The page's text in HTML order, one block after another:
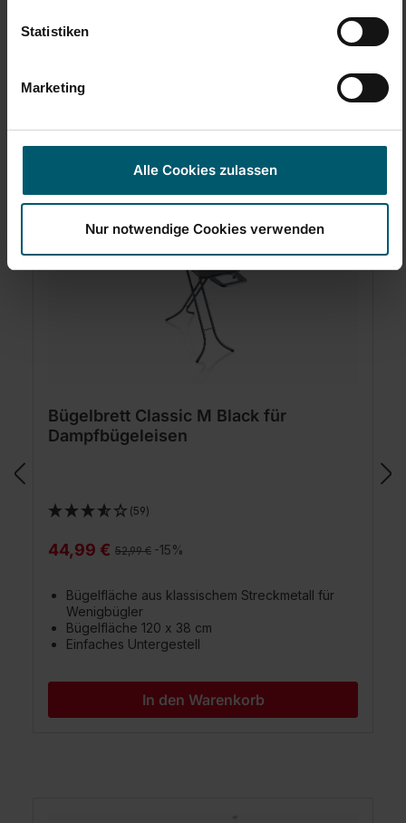
Statistiken
Marketing
Alle Cookies zulassen
Nur notwendige Cookies verwenden
Produktgalerie überspringen
-15%
Bügelbrett Classic M Black für
Dampfbügeleisen
(59)
44,99 € Regulärer Preis:
52,99 € -15%
Bügelfläche aus klassischem Streckmetall für
Wenigbügler
Bügelfläche 120 x 38 cm
Einfaches Untergestell
In den Warenkorb